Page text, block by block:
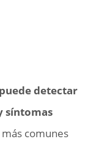
detectar
síntomas
comunes